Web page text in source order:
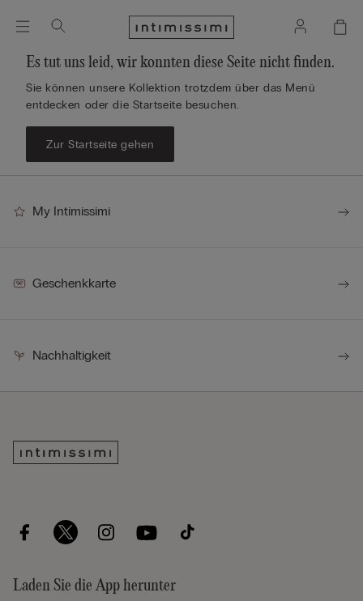
Es tut uns leid, wir konnten diese Seite nicht finden.
Sie können unsere Kollektion trotzdem über das Menü
entdecken oder die Startseite besuchen.
Zur Startseite gehen
My Intimissimi
Geschenkkarte
Nachhaltigkeit
Laden Sie die App herunter